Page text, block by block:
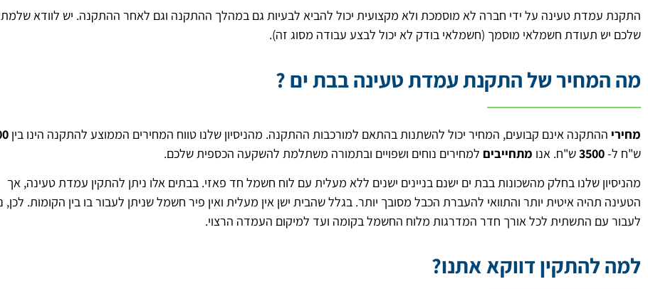
התקנת עמדת טעינה על ידי חברה לא מוסמכת ולא מקצועית יכול להביא לבעיות גם במהלך ההתקנה וגם לאחר ההתקנה. יש לוודא
שלכם יש תעודת חשמלאי מוסמך (חשמלאי בודק לא יכול לבצע עבודה מסוג זה).
מה המחיר של התקנת עמדת טעינה בבת ים ?
מחירי ההתקנה אינם קבועים, המחיר יכול להשתנות בהתאם למורכבות ההתקנה. מהניסיון שלנו טווח המחירים הממוצע להתקנה הינו בין
ש"ח ל-3500ש"ח. אנו מתחייבים למחירים נוחים ושפויים ובתמורה משתלמת להשקעה הכספית שלכם.
מהניסיון שלנו בחלק מהשכונות בבת ים ישנם בניינים ישנים ללא מעלית עם לוח חשמל חד פאזי. בבתים אלו ניתן להתקין עמדת טעינה, אך
הטעינה תהיה איטית יותר והתוואי להעברת הכבל מסובך יותר. בגלל שהבית ישן אין מעלית ואין פיר חשמל שניתן לעבור בו בין הקומות. לכן,
לעבור עם התשתית לכל אורך חדר המדרגות מלוח החשמל בקומה ועד למיקום העמדה הרצוי.
למה להתקין דווקא אתנו?